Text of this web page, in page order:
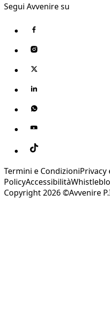
Segui Avvenire su
Termini e CondizioniPrivacy
PolicyAccessibilità
Copyright 2026 ©Avvenire